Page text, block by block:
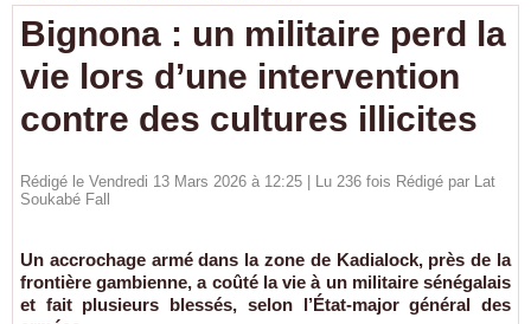
Bignona : un militaire perd la
vie lors d’une intervention
contre des cultures illicites
Rédigé le Vendredi 13 Mars 2026 à 12:25 | Lu 236 fois Rédigé par Lat
Soukabé Fall
Un accrochage armé dans la zone de Kadialock, près de la
frontière gambienne, a coûté la vie à un militaire sénégalais
et fait plusieurs blessés, selon l’État-major général des